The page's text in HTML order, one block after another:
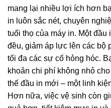
mang lại nhiều lợi ích hơn
in luôn sắc nét, chuyên
tuổi thọ của máy in. Một
đều, giảm áp lực lên các bộ
tối đa các sự cố hỏng hóc.
khoản chi phí không nhỏ
thế đầu in mới – một linh
Hơn nữa, việc vệ sinh còn